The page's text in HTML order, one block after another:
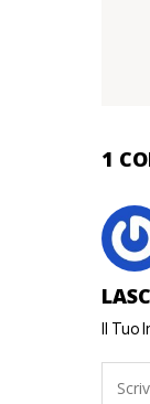
1
Il Tuo